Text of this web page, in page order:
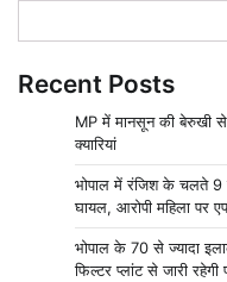
Recent Posts
MP में मानसून की बेरुखी
क्यारियां
भोपाल में रंजिश के चलते 9
घायल, आरोपी महिला पर
भोपाल के 70 से ज्यादा
फिल्टर प्लांट से जारी रहेगी